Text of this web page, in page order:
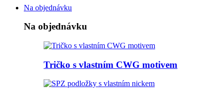
Na objednávku
Na objednávku
Tričko s vlastním CWG motivem